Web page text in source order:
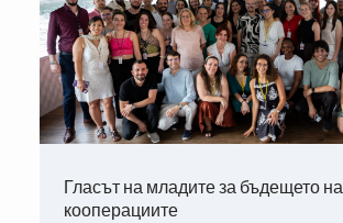
Гласът на младите за бъдещето на
кооперациите